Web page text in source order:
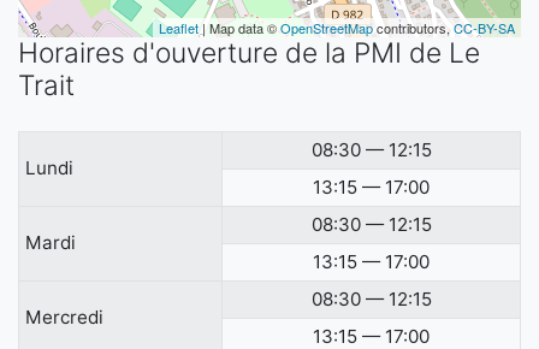
Leaflet| Map data ©OpenStreetMapcontributors,CC-BY-SA
Horaires d'ouverture de la PMI de Le
Trait
Lundi
08:30 — 12:15
13:15 — 17:00
Mardi
08:30 — 12:15
13:15 — 17:00
Mercredi
08:30 — 12:15
13:15 — 17:00